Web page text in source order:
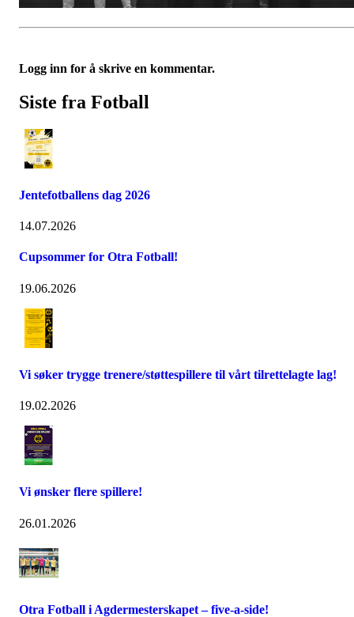
Logg inn for å skrive en kommentar.
Siste fra Fotball
Jentefotballens dag 2026
14.07.2026
Cupsommer for Otra Fotball!
19.06.2026
Vi søker trygge trenere/støttespillere til vårt tilrettelagte lag!
19.02.2026
Vi ønsker flere spillere!
26.01.2026
Otra Fotball i Agdermesterskapet – five-a-side!